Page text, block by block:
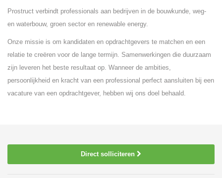
Prostruct verbindt professionals aan bedrijven in de bouwkunde, weg-
en waterbouw, groen sector en renewable energy.
Onze missie is om kandidaten en opdrachtgevers te matchen en een
relatie te creëren voor de lange termijn. Samenwerkingen die duurzaam
zijn leveren het beste resultaat op. Wanneer de ambities,
persoonlijkheid en kracht van een professional perfect aansluiten bij een
vacature van een opdrachtgever, hebben wij ons doel behaald.
Direct solliciteren